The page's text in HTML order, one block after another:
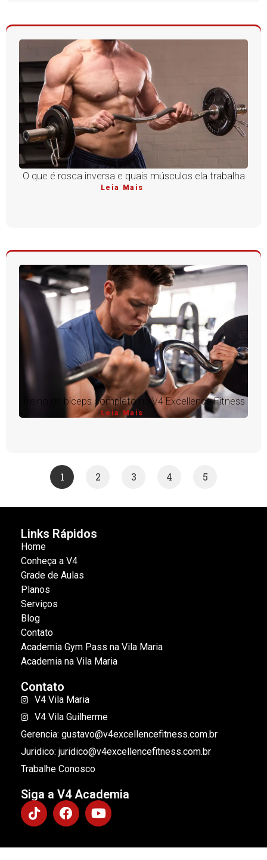
O que é rosca inversa e quais músculos ela trabalha
Leia Mais
Treino de bíceps completo na V4 Excellence Fitness
Leia Mais
1 2 3 4 5
Links Rápidos
Home
Conheça a V4
Grade de Aulas
Planos
Serviços
Blog
Contato
Academia Gym Pass na Vila Maria
Academia na Vila Maria
Contato
V4 Vila Maria
V4 Vila Guilherme
Gerencia: gustavo@v4excellencefitness.com.br
Juridico: juridico@v4excellencefitness.com.br
Trabalhe Conosco
Siga a V4 Academia